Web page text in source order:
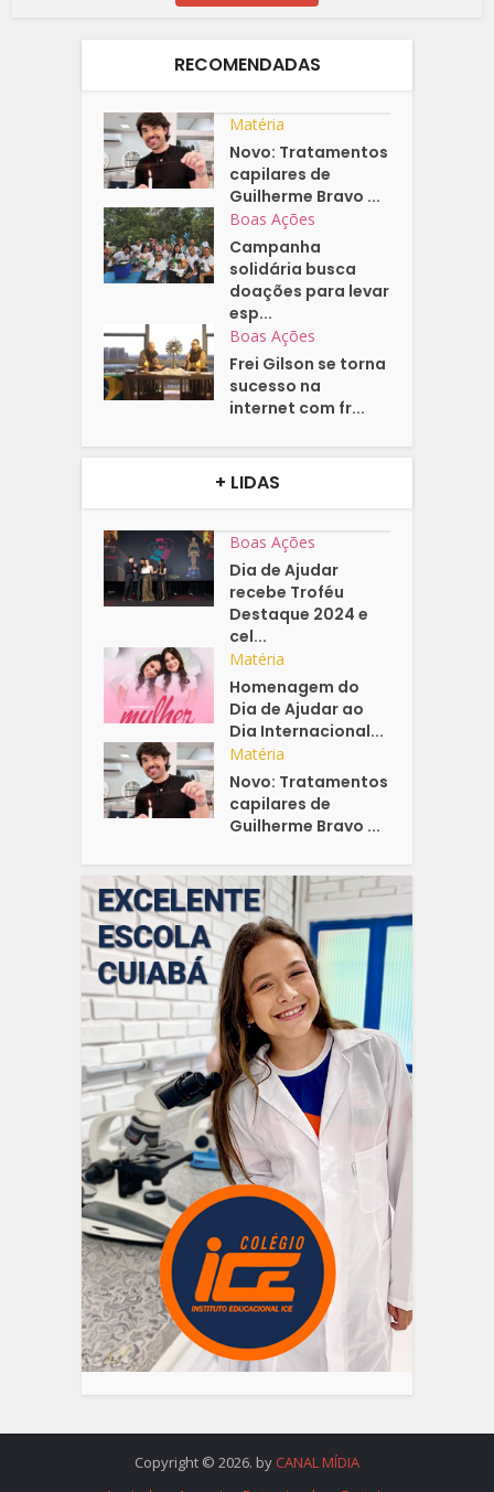
RECOMENDADAS
Matéria
Novo: Tratamentos
capilares de
Guilherme Bravo ...
Boas Ações
Campanha
solidária busca
doações para levar
esp...
Boas Ações
Frei Gilson se torna
sucesso na
internet com fr...
+ LIDAS
Boas Ações
Dia de Ajudar
recebe Troféu
Destaque 2024 e
cel...
Matéria
Homenagem do
Dia de Ajudar ao
Dia Internacional...
Matéria
Novo: Tratamentos
capilares de
Guilherme Bravo ...
Copyright © 2026. by CANAL MÍDIA